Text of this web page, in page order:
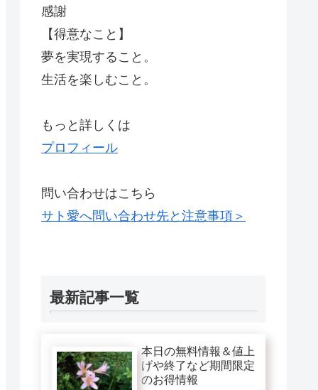
感謝
【得意なこと】
夢を実現すること。
生活を楽しむこと。
もっと詳しくは
プロフィール
問い合わせはこちら
サト愛へ問い合わせ先と注意事項＞
最新記事一覧
本日の無料情報＆値上
げや終了など期間限定
のお得情報